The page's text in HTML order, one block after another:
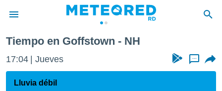
de
ha sido
Tiempo en Goffstown - NH
17:04 Jueves ...
Lluvia débil